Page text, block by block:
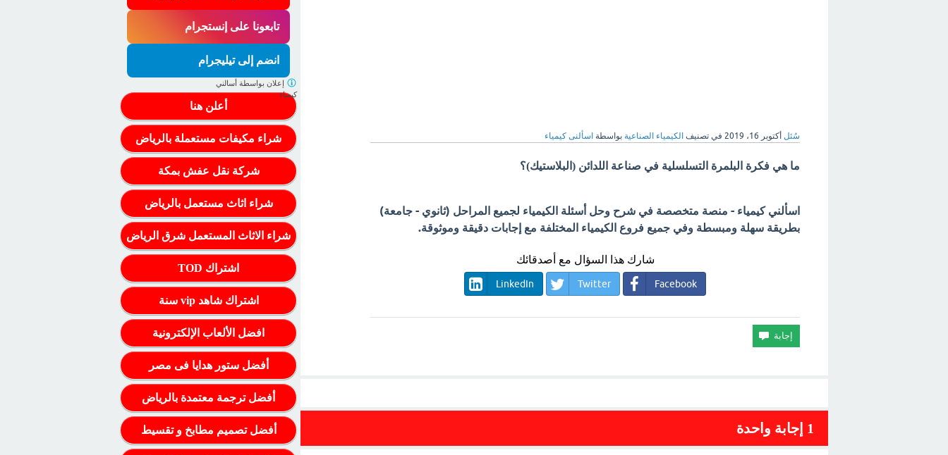
سُئل أكتوبر 16، 2019 في تصنيف الكيمياء الصناعية بواسطة اسألنى كيمياء
ما هي فكرة البلمرة التسلسلية في صناعة اللدائن (البلاستيك)؟
اسألني كيمياء - منصة متخصصة في شرح وحل أسئلة الكيمياء لجميع المراحل (ثانوي - جامعة)
بطريقة سهلة ومبسطة وفي جميع فروع الكيمياء المختلفة مع إجابات دقيقة وموثوقة.
شارك هذا السؤال مع أصدقائك
Facebook
Twitter
LinkedIn
1 إجابة واحدة
تابعونا على إنستجرام
انضم إلى تيليجرام
أعلن هنا
شراء مكيفات مستعملة بالرياض
شركة نقل عفش بمكة
شراء اثاث مستعمل بالرياض
شراء الاثاث المستعمل شرق الرياض
اشتراك TOD
اشتراك شاهد vip سنة
افضل الألعاب الإلكترونية
أفضل ستور هدايا فى مصر
أفضل ترجمة معتمدة بالرياض
أفضل تصميم مطابخ و تقسيط
إعلان بواسطة أسالني
كيمياء